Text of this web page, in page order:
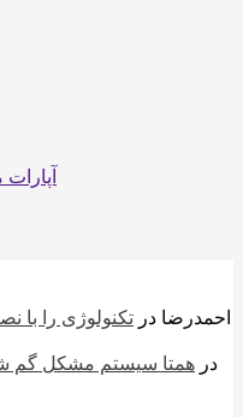
آپارات
احمدرضا در تکنولوژی را با
در همتا سیستم مشکل گم